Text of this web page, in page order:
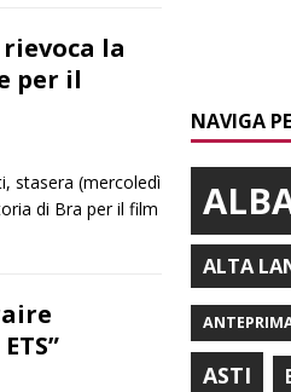
della
la
per il
stasera (mercoledì
di Bra per il film
NAVIGA
ALTA
ASTI